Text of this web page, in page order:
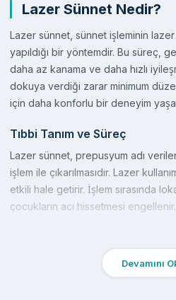
Lazer Sünnet Nedir?
Lazer sünnet, sünnet işleminin
yapıldığı bir yöntemdir. Bu süreç,
daha az kanama ve daha hızlı
dokuya verdiği zarar minimum
için daha konforlu bir deneyim
Tıbbi Tanım ve Süreç
Lazer sünnet, prepusyum adı
işlem ile çıkarılmasıdır. Lazer
etkili hale getirir. İşlem sırasında
çocukların acı hissetmesi engellenir.
Geleneksel sünnet yöntemlerinde
daha yüksektir. Lazer sünnet, bu
Devamını